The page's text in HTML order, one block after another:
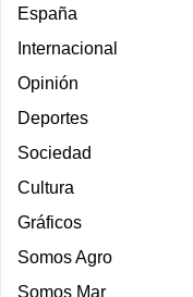
España
Internacional
Opinión
Deportes
Sociedad
Cultura
Gráficos
Somos Agro
Somos Mar